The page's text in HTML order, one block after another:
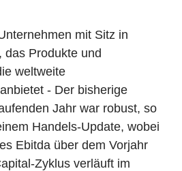
mit Sitz in
das Produkte und
weltweite
- Der bisherige
Jahr war robust, so
Handels-Update, wobei
Ebitda über dem Vorjahr
Zyklus verläuft im